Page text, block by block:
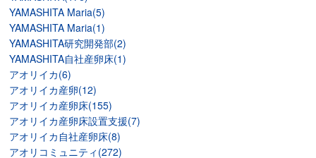
YAMASHITA Maria(5)
YAMASHITA Maria(1)
YAMASHITA研究開発部(2)
YAMASHITA自社産卵床(1)
アオリイカ(6)
アオリイカ産卵(12)
アオリイカ産卵床(155)
アオリイカ産卵床設置支援(7)
アオリイカ自社産卵床(8)
アオリコミュニティ(272)